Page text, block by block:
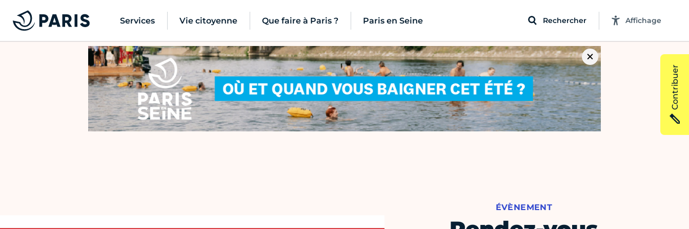
Services Vie citoyenne Que faire à Paris ? Paris en Seine Rechercher Affichage
ÉVÈNEMENT
Contribuer